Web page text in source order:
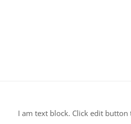
I am text block. Click edit